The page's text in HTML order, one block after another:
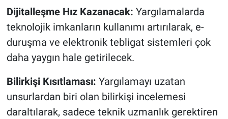
Dijitalleşme Hız Kazanacak: Yargılamalarda
teknolojik imkanların kullanımı artırılarak, e-
duruşma ve elektronik tebligat sistemleri çok
daha yaygın hale getirilecek.
Bilirkişi Kısıtlaması: Yargılamayı uzatan
unsurlardan biri olan bilirkişi incelemesi
daraltılarak, sadece teknik uzmanlık gerektiren